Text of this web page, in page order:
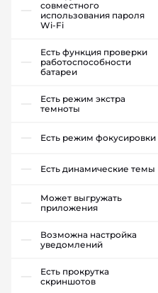
совместного
использования пароля
Wi-Fi
Есть функция проверки
работоспособности
батареи
Есть режим экстра
темноты
Есть режим фокусировки
Есть динамические темы
Может выгружать
приложения
Возможна настройка
уведомлений
Есть прокрутка
скриншотов